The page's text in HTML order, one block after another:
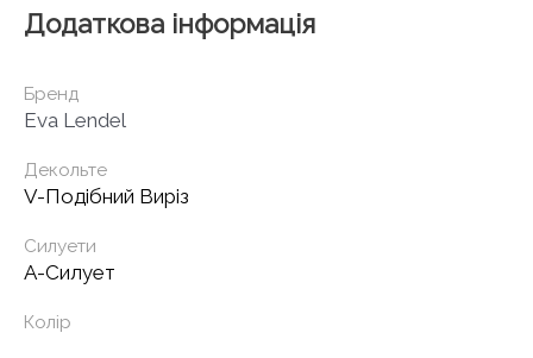
Додаткова інформація
Бренд
Eva Lendel
Декольте
V-Подібний Виріз
Силуети
А-Силует
Колір